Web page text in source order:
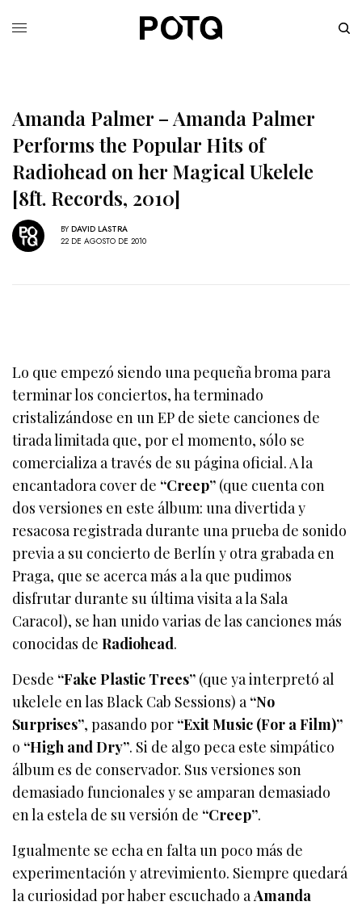
Amanda Palmer – Amanda Palmer
Performs the Popular Hits of
Radiohead on her Magical Ukelele
[8ft. Records, 2010]
BY DAVID LASTRA
22 DE AGOSTO DE 2010
Lo que empezó siendo una pequeña broma para
terminar los conciertos, ha terminado
cristalizándose en un EP de siete canciones de
tirada limitada que, por el momento, sólo se
comercializa a través de su página oficial. A la
encantadora cover de “Creep” (que cuenta con
dos versiones en este álbum: una divertida y
resacosa registrada durante una prueba de sonido
previa a su concierto de Berlín y otra grabada en
Praga, que se acerca más a la que pudimos
disfrutar durante su última visita a la Sala
Caracol), se han unido varias de las canciones más
conocidas deRadiohead.
Desde “Fake Plastic Trees” (que ya interpretó al
ukelele en las Black Cab Sessions) a“No
Surprises”, pasando por “Exit Music (For a Film)”
o “High and Dry”. Si de algo peca este simpático
álbum es de conservador. Sus versiones son
demasiado funcionales y se amparan demasiado
en la estela de su versión de “Creep”.
Igualmente se echa en falta un poco más de
experimentación y atrevimiento. Siempre quedará
la curiosidad por haber escuchado aAmanda